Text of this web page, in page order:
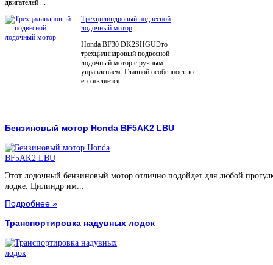
двигателей ...
Трехцилиндровый подвесной
лодочный мотор
Honda BF30 DK2SHGUЭто
трехцилиндровый подвесной
лодочный мотор с ручным
управлением. Главной особенностью
его является ...
Бензиновый мотор Honda BF5AK2 LBU
Этот лодочный бензиновый мотор отлично подойдет для любой
лодке. Цилиндр им...
Подробнее »
Транспортировка надувных лодок